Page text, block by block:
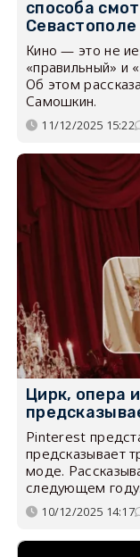
способа
Севастополе
Кино — это не
«правильный» и
Об этом
Самошкин.
11/12/2025 15:22
Цирк, опера
Pinterest
предсказывает
моде.
следующем году.
10/12/2025 14:17